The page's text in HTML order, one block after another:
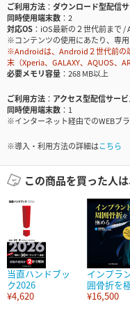
ご利用方法
ダウンロード型配信サ
同時使用端末数
2
対応OS
iOS最新の２世代前まで
※コンテンツの使用にあたり、専
※Androidは、Android２世代前の
末（Xperia、GALAXY、AQUOS、
必要メモリ容量
268 MB以上
ご利用方法
アクセス型配信サービ
同時使用端末数
1
※インターネット経由でのWEBブ
※導入・利用方法の詳細はこちら
この商品を買った人
当直ハンドブッ
ク2026
¥4,620
インプラ
囲骨折を
¥16,500